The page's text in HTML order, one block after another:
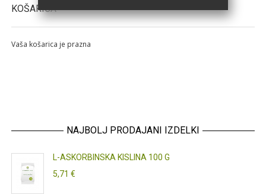
KOŠARICA
Vaša košarica je prazna
NAJBOLJ PRODAJANI IZDELKI
L-ASKORBINSKA KISLINA 100 G
5,71 €